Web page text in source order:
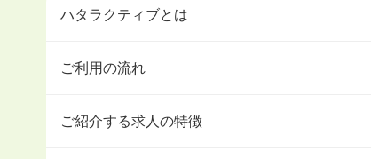
ハタラクティブとは
ご利用の流れ
ご紹介する求人の特徴